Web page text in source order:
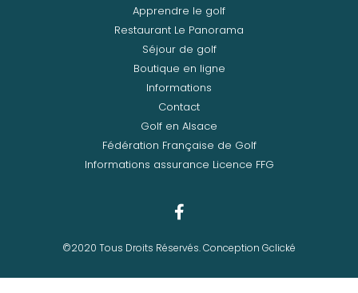
Apprendre le golf
Restaurant Le Panorama
Séjour de golf
Boutique en ligne
Informations
Contact
Golf en Alsace
Fédération Française de Golf
Informations assurance Licence FFG
©2020 Tous Droits Réservés. Conception Gclické